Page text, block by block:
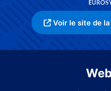
Voir le site de